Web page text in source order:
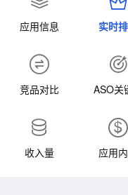
应用信息 实时
竞品对比 ASO关
收入量 应用